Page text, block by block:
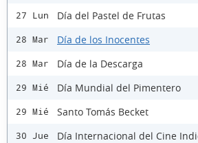
27 Lun Día del Pastel de Frutas
28 Mar Día de los Inocentes
28 Mar Día de la Descarga
29 Mié Día Mundial del Pimentero
29 Mié Santo Tomás Becket
30 Jue Día Internacional del Cine